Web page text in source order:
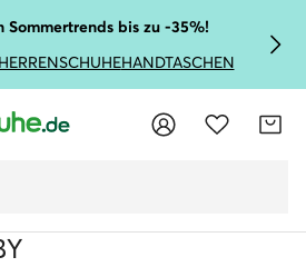
Sommertrends bis zu -35%!
HANDTASCHEN